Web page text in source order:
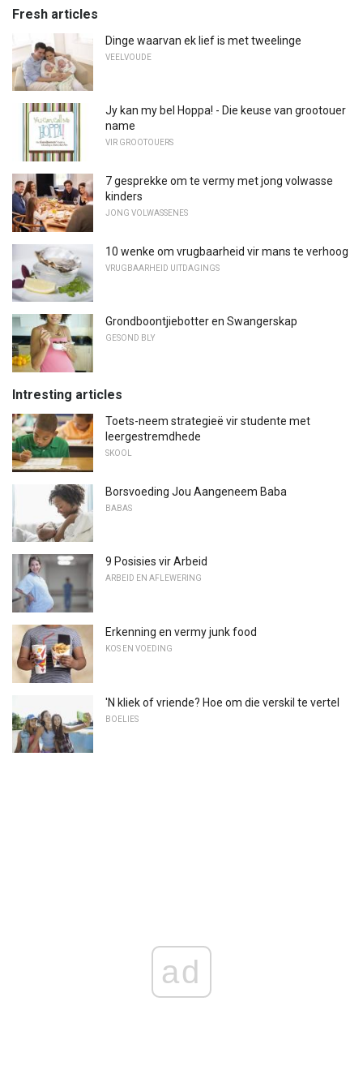
Fresh articles
Dinge waarvan ek lief is met tweelinge
VEELVOUDE
Jy kan my bel Hoppa! - Die keuse van grootouer
name
VIR GROOTOUERS
7 gesprekke om te vermy met jong volwasse
kinders
JONG VOLWASSENES
10 wenke om vrugbaarheid vir mans te verhoog
VRUGBAARHEID UITDAGINGS
Grondboontjiebotter en Swangerskap
GESOND BLY
Intresting articles
Toets-neem strategieë vir studente met
leergestremdhede
SKOOL
Borsvoeding Jou Aangeneem Baba
BABAS
9 Posisies vir Arbeid
ARBEID EN AFLEWERING
Erkenning en vermy junk food
KOS EN VOEDING
'N kliek of vriende? Hoe om die verskil te vertel
BOELIES
ad